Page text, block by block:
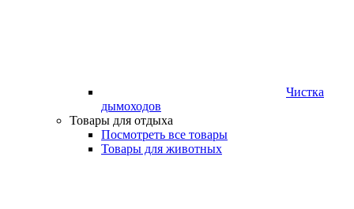
Чистка
дымоходов
Товары для отдыха
Посмотреть все товары
Товары для животных